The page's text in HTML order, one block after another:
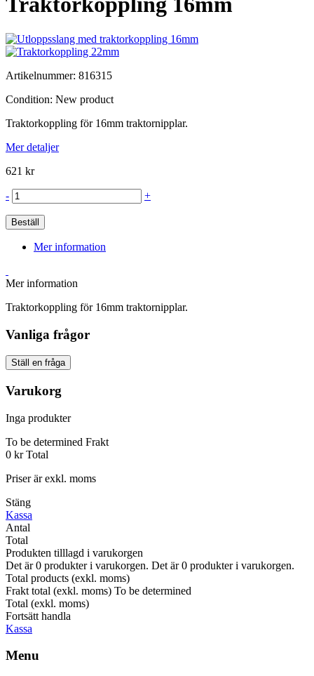
Artikelnummer: 816315
Condition: New product
Traktorkoppling för 16mm traktornipplar.
Mer detaljer
621 kr
- +
Beställ
Mer information
Mer information
Traktorkoppling för 16mm traktornipplar.
Vanliga frågor
Ställ en fråga
Varukorg
Inga produkter
To be determined Frakt
0 kr Total
Priser är exkl. moms
Stäng
Kassa
Antal
Total
Produkten tilllagd i varukorgen
Det är0 produkter i varukorgen. Det är0 produkter i varukorgen.
Total products (exkl. moms)
Frakt total (exkl. moms) To be determined
Total (exkl. moms)
Fortsätt handla
Kassa
Menu